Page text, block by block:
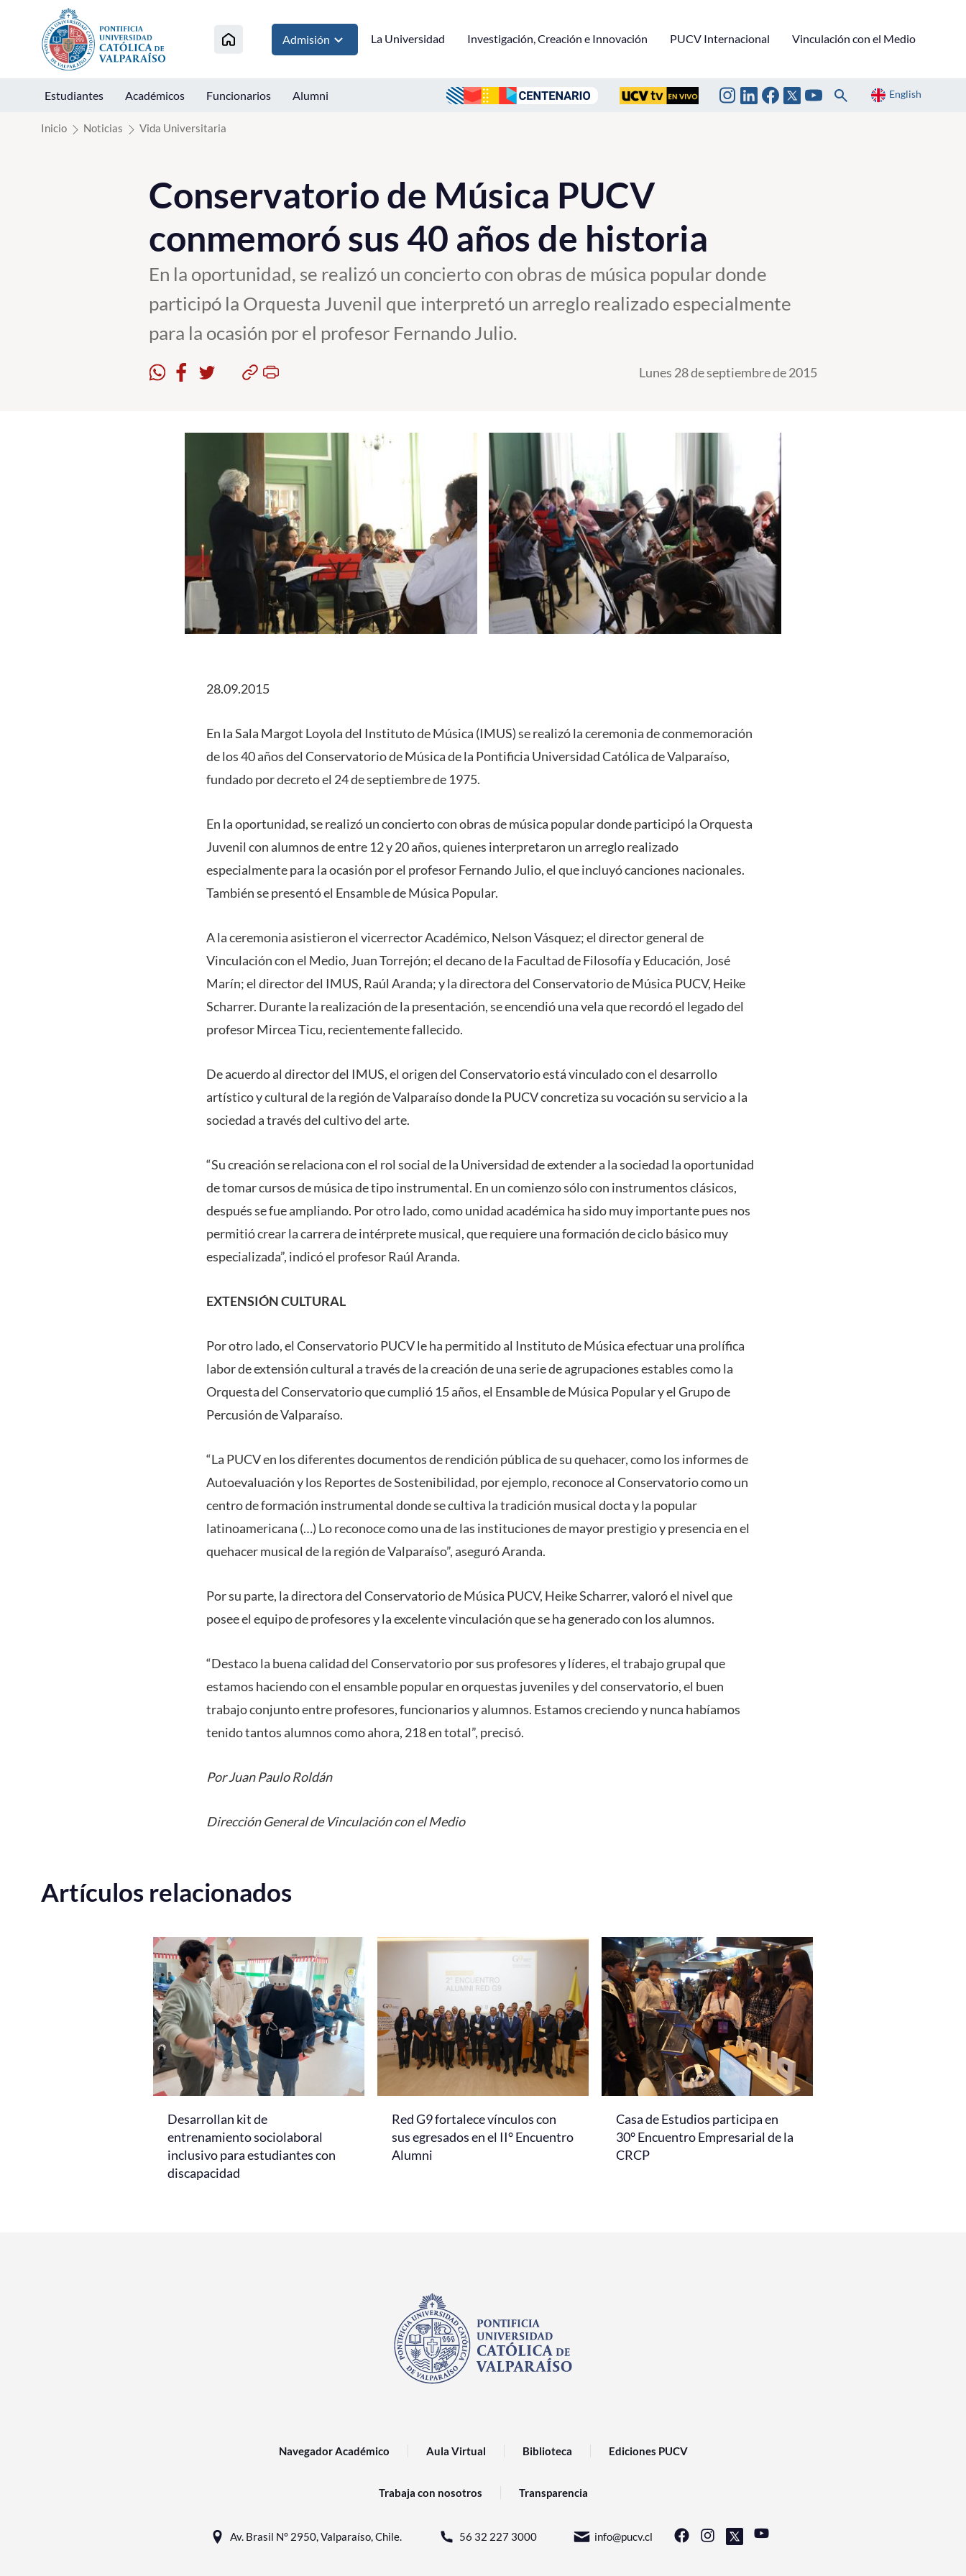
Click acá para ir directamente al contenido
Admisión La Universidad Investigación, Creación e Innovación PUCV Internacional Vinculación con el Medio
Estudiantes Académicos Funcionarios Alumni English
Inicio Noticias Vida Universitaria
Conservatorio de Música PUCV
conmemoró sus 40 años de historia
En la oportunidad, se realizó un concierto con obras de música popular donde
participó la Orquesta Juvenil que interpretó un arreglo realizado especialmente
para la ocasión por el profesor Fernando Julio.
Lunes 28 de septiembre de 2015
28.09.2015
En la Sala Margot Loyola del Instituto de Música (IMUS) se realizó la ceremonia de conmemoración
de los 40 años del Conservatorio de Música de la Pontificia Universidad Católica de Valparaíso,
fundado por decreto el 24 de septiembre de 1975.
En la oportunidad, se realizó un concierto con obras de música popular donde participó la Orquesta
Juvenil con alumnos de entre 12 y 20 años, quienes interpretaron un arreglo realizado
especialmente para la ocasión por el profesor Fernando Julio, el que incluyó canciones nacionales.
También se presentó el Ensamble de Música Popular.
A la ceremonia asistieron el vicerrector Académico, Nelson Vásquez; el director general de
Vinculación con el Medio, Juan Torrejón; el decano de la Facultad de Filosofía y Educación, José
Marín; el director del IMUS, Raúl Aranda; y la directora del Conservatorio de Música PUCV, Heike
Scharrer. Durante la realización de la presentación, se encendió una vela que recordó el legado del
profesor Mircea Ticu, recientemente fallecido.
De acuerdo al director del IMUS, el origen del Conservatorio está vinculado con el desarrollo
artístico y cultural de la región de Valparaíso donde la PUCV concretiza su vocación su servicio a la
sociedad a través del cultivo del arte.
“Su creación se relaciona con el rol social de la Universidad de extender a la sociedad la oportunidad
de tomar cursos de música de tipo instrumental. En un comienzo sólo con instrumentos clásicos,
después se fue ampliando. Por otro lado, como unidad académica ha sido muy importante pues nos
permitió crear la carrera de intérprete musical, que requiere una formación de ciclo básico muy
especializada”, indicó el profesor Raúl Aranda.
EXTENSIÓN CULTURAL
Por otro lado, el Conservatorio PUCV le ha permitido al Instituto de Música efectuar una prolífica
labor de extensión cultural a través de la creación de una serie de agrupaciones estables como la
Orquesta del Conservatorio que cumplió 15 años, el Ensamble de Música Popular y el Grupo de
Percusión de Valparaíso.
“La PUCV en los diferentes documentos de rendición pública de su quehacer, como los informes de
Autoevaluación y los Reportes de Sostenibilidad, por ejemplo, reconoce al Conservatorio como un
centro de formación instrumental donde se cultiva la tradición musical docta y la popular
latinoamericana (…) Lo reconoce como una de las instituciones de mayor prestigio y presencia en el
quehacer musical de la región de Valparaíso”, aseguró Aranda.
Por su parte, la directora del Conservatorio de Música PUCV, Heike Scharrer, valoró el nivel que
posee el equipo de profesores y la excelente vinculación que se ha generado con los alumnos.
“Destaco la buena calidad del Conservatorio por sus profesores y líderes, el trabajo grupal que
estamos haciendo con el ensamble popular en orquestas juveniles y del conservatorio, el buen
trabajo conjunto entre profesores, funcionarios y alumnos. Estamos creciendo y nunca habíamos
tenido tantos alumnos como ahora, 218 en total”, precisó.
Por Juan Paulo Roldán
Dirección General de Vinculación con el Medio
Artículos relacionados
Desarrollan kit de
entrenamiento sociolaboral
inclusivo para estudiantes con
discapacidad
Red G9 fortalece vínculos con
sus egresados en el II° Encuentro
Alumni
Casa de Estudios participa en
30° Encuentro Empresarial de la
CRCP
Navegador Académico Aula Virtual Biblioteca Ediciones PUCV
Trabaja con nosotros Transparencia
Av. Brasil N° 2950, Valparaíso, Chile. 56 32 227 3000 info@pucv.cl